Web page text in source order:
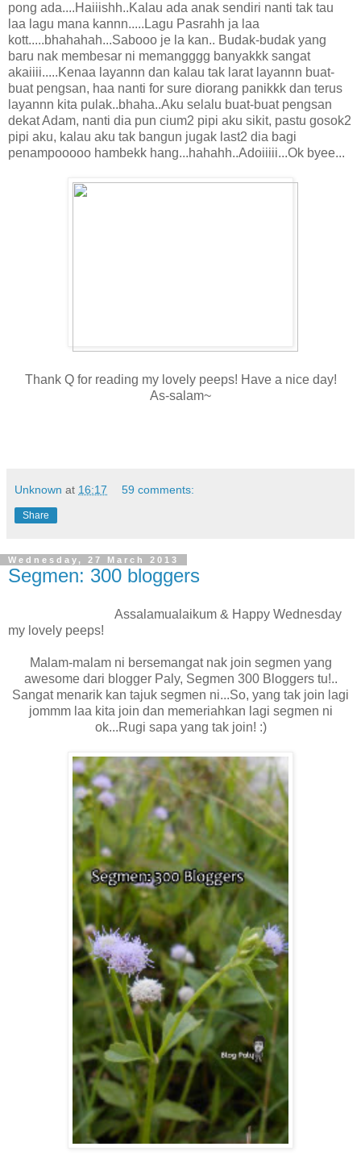
pong ada....Haiiishh..Kalau ada anak sendiri nanti tak tau
laa lagu mana kannn.....Lagu Pasrahh ja laa
kott.....bhahahah...Sabooo je la kan.. Budak-budak yang
baru nak membesar ni memangggg banyakkk sangat
akaiiii.....Kenaa layannn dan kalau tak larat layannn buat-
buat pengsan, haa nanti for sure diorang panikkk dan terus
layannn kita pulak..bhaha..Aku selalu buat-buat pengsan
dekat Adam, nanti dia pun cium2 pipi aku sikit, pastu gosok2
pipi aku, kalau aku tak bangun jugak last2 dia bagi
penampooooo hambekk hang...hahahh..Adoiiiii...Ok byee...
Thank Q for reading my lovely peeps! Have a nice day!
As-salam~
Unknown at 16:17 59 comments:
Share
Wednesday, 27 March 2013
Segmen: 300 bloggers
Assalamualaikum & Happy Wednesday
my lovely peeps!
Malam-malam ni bersemangat nak join segmen yang
awesome dari blogger Paly, Segmen 300 Bloggers tu!..
Sangat menarik kan tajuk segmen ni...So, yang tak join lagi
jommm laa kita join dan memeriahkan lagi segmen ni
ok...Rugi sapa yang tak join! :)